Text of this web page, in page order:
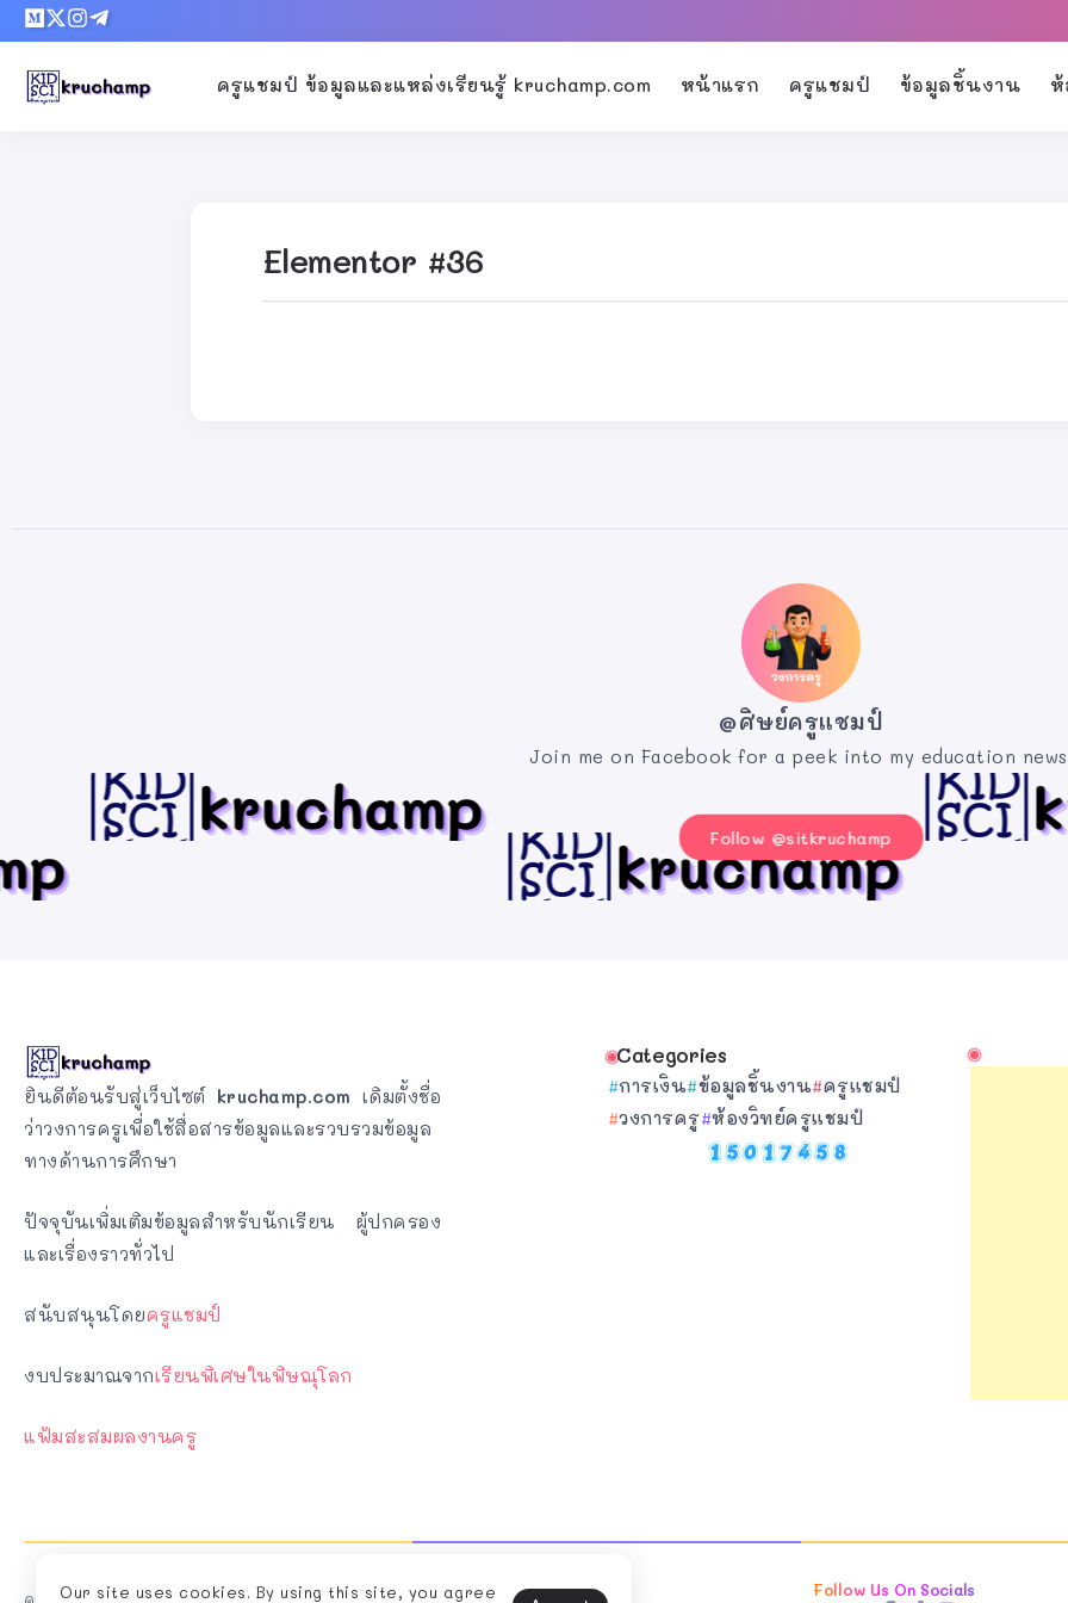
ครูแชมป์ ข้อมูลและแหล่งเรียนรู้ kruchamp.com หน้าแรก ครูแชมป์ ข้อมูลชิ้นงาน
Elementor #36
@ศิษย์ครูแชมป์
Join me on Facebook for a peek into my education
Follow @sitkruchamp
ยินดีต้อนรับสู่เว็บไซต์ kruchamp.com เดิมตั้งชื่อ
ว่าวงการครูเพื่อใช้สื่อสารข้อมูลและรวบรวมข้อมูล
ทางด้านการศึกษา
ปัจจุบันเพิ่มเติมข้อมูลสำหรับนักเรียน ผู้ปกครอง
และเรื่องราวทั่วไป
สนับสนุนโดยครูแชมป์
งบประมาณจากเรียนพิเศษในพิษณุโลก
แฟ้มสะสมผลงานครู
Categories
การเงิน ข้อมูลชิ้นงาน ครูแชมป์
วงการครู ห้องวิทย์ครูแชมป์
Follow Us On Socials
Our site uses cookies. By using this site, you agree